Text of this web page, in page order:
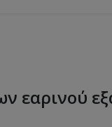
εαρινού